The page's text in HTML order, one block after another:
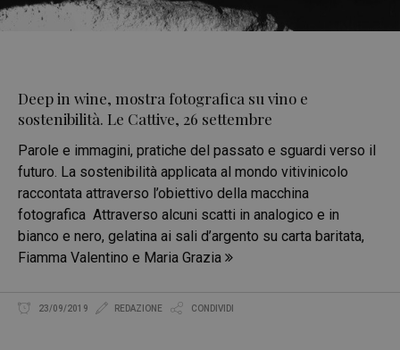
Deep in wine, mostra fotografica su vino e
sostenibilità. Le Cattive, 26 settembre
Parole e immagini, pratiche del passato e sguardi verso il
futuro. La sostenibilità applicata al mondo vitivinicolo
raccontata attraverso l’obiettivo della macchina
fotografica Attraverso alcuni scatti in analogico e in
bianco e nero, gelatina ai sali d’argento su carta baritata,
Fiamma Valentino e Maria Grazia
23/09/2019 REDAZIONE CONDIVIDI